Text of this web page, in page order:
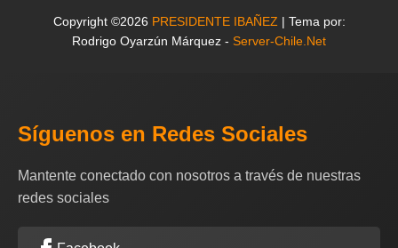
Copyright ©2026 PRESIDENTE IBAÑEZ | Tema por:
Rodrigo Oyarzún Márquez - Server-Chile.Net
Síguenos en Redes Sociales
Mantente conectado con nosotros a través de nuestras
redes sociales